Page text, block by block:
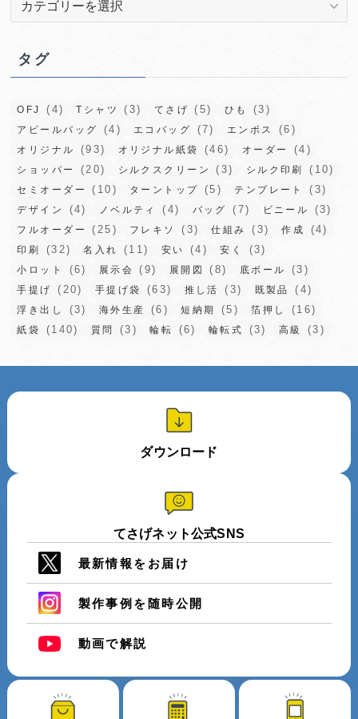
リ
ー
タグ
OFJ (4) Tシャツ (3) てさげ (5) ひも (3)
アピールバッグ (4) エコバッグ (7) エンボス (6)
オリジナル (93) オリジナル紙袋 (46) オーダー (4)
ショッパー (20) シルクスクリーン (3) シルク印刷 (10)
セミオーダー (10) ターントップ (5) テンプレート (3)
デザイン (4) ノベルティ (4) バッグ (7) ビニール (3)
フルオーダー (25) フレキソ (3) 仕組み (3) 作成 (4)
印刷 (32) 名入れ (11) 安い (4) 安く (3)
小ロット (6) 展示会 (9) 展開図 (8) 底ボール (3)
手提げ (20) 手提げ袋 (63) 推し活 (3) 既製品 (4)
浮き出し (3) 海外生産 (6) 短納期 (5) 箔押し (16)
紙袋 (140) 質問 (3) 輪転 (6) 輪転式 (3) 高級 (3)
ダウンロード
てさげネット公式SNS
最新情報をお届け
製作事例を随時公開
動画で解説